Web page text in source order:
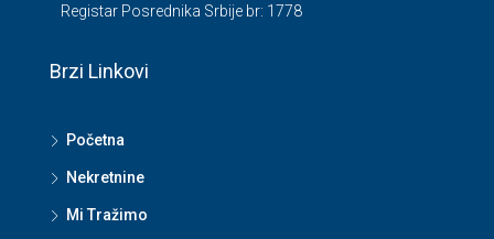
Registar Posrednika Srbije br: 1778
Brzi Linkovi
Početna
Nekretnine
Mi Tražimo